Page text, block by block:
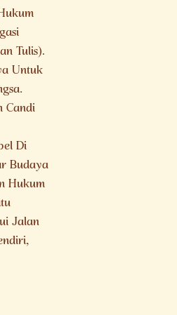
Tulis).
Untuk
Candi
Di
Budaya
Hukum
Jalan